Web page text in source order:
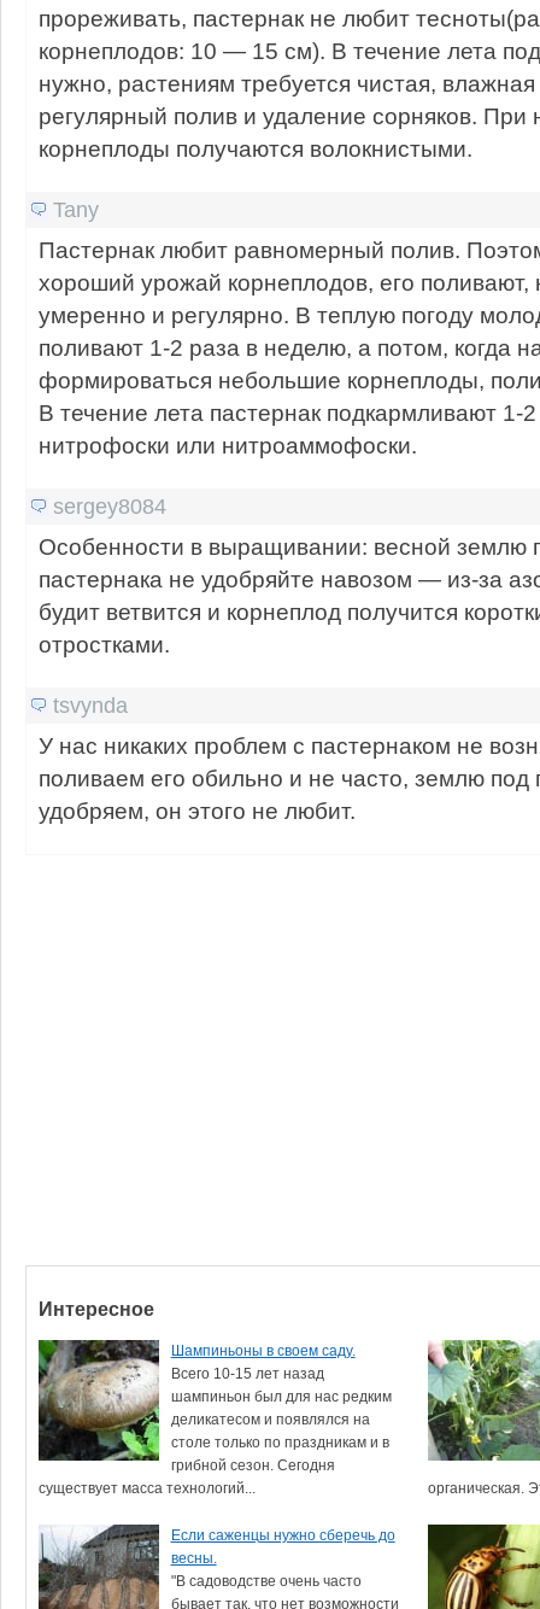
прореживать, пастернак не любит
корнеплодов: 10 — 15 см). В течение лета
нужно, растениям требуется чистая,
регулярный полив и удаление сорняков. При
корнеплоды получаются волокнистыми.
Tany
Пастернак любит равномерный полив.
хороший урожай корнеплодов, его поливают,
умеренно и регулярно. В теплую погоду
поливают 1-2 раза в неделю, а потом, когда
формироваться небольшие корнеплоды,
В течение лета пастернак подкармливают 1-
нитрофоски или нитроаммофоски.
sergey8084
Особенности в выращивании: весной землю
пастернака не удобряйте навозом — из-за
будит ветвится и корнеплод получится
отростками.
tsvynda
У нас никаких проблем с пастернаком не
поливаем его обильно и не часто, землю под
удобряем, он этого не любит.
Интересное
Шампиньоны в своем саду.
Всего 10-15 лет назад
шампиньон был для нас редким
деликатесом и появлялся на
столе только по праздникам и в
грибной сезон. Сегодня
существует масса технологий...
органическая.
Если саженцы нужно сберечь до
весны.
"В садоводстве очень часто
бывает так, что нет возможности